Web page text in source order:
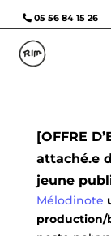
05 56 84 15 26
[OFFRE
attaché.e
jeune
Mélodinote
production/